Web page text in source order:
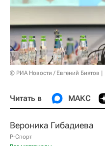
© РИА Новости / Евгений Биятов
Читать в МАКС
Вероника Гибадиева
Р-Спорт